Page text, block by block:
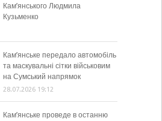
Кам’янського Людмила
Кузьменко
Кам’янське передало автомобіль
та маскувальні сітки військовим
на Сумський напрямок
28.07.2026 19:12
Кам’янське проведе в останню